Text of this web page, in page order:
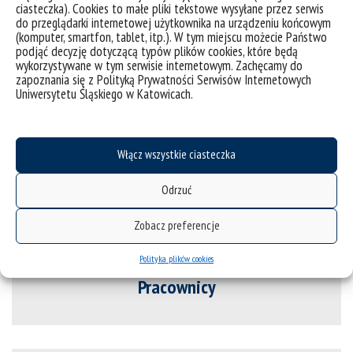
ciasteczka). Cookies to małe pliki tekstowe wysyłane przez serwis
do przeglądarki internetowej użytkownika na urządzeniu końcowym
(komputer, smartfon, tablet, itp.). W tym miejscu możecie Państwo
podjąć decyzję dotyczącą typów plików cookies, które będą
wykorzystywane w tym serwisie internetowym. Zachęcamy do
zapoznania się z Polityką Prywatności Serwisów Internetowych
Uniwersytetu Śląskiego w Katowicach.
Włącz wszystkie ciasteczka
Odrzuć
Zobacz preferencje
Polityka plików cookies
O instytucie
Dyrekcja
Pracownicy